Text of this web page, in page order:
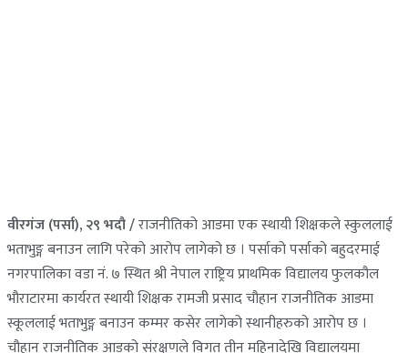
वीरगंज (पर्सा), २९ भदौ /राजनीतिको आडमा एक स्थायी शिक्षकले स्कुललाई
भताभुङ्ग बनाउन लागि परेको आरोप लागेको छ । पर्साको पर्साको बहुदरमाई
नगरपालिका वडा नं. ७ स्थित श्री नेपाल राष्ट्रिय प्राथमिक विद्यालय फुलकौल
भौराटारमा कार्यरत स्थायी शिक्षक रामजी प्रसाद चौहान राजनीतिक आडमा
स्कूललाई भताभुङ्ग बनाउन कम्मर कसेर लागेको स्थानीहरुको आरोप छ ।
चौहान राजनीतिक आडको संरक्षणले विगत तीन महिनादेखि विद्यालयमा